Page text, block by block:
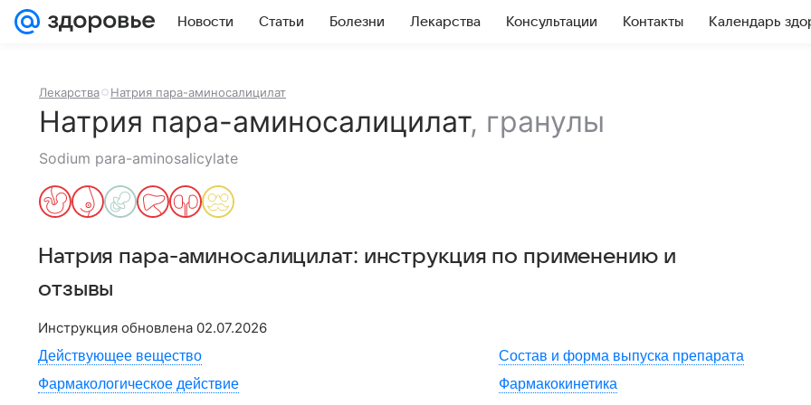
Новости Статьи Болезни Лекарства Консультации Контакты Календарь
Лекарства Натрия пара-аминосалицилат
Натрия пара-аминосалицилат, гранулы
Sodium para-aminosalicylate
Натрия пара-аминосалицилат: инструкция по применению и
отзывы
Инструкция обновлена 02.07.2026
Действующее вещество
Состав и форма выпуска препарата
Фармакологическое действие
Фармакокинетика